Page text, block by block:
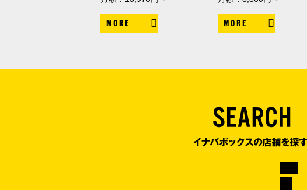
MORE MORE